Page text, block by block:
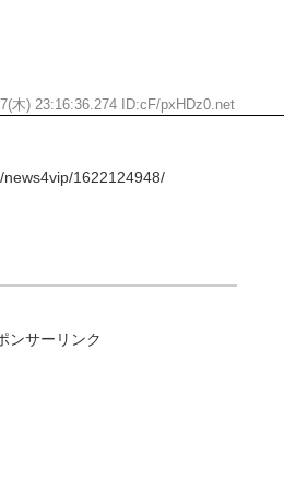
木) 23:16:36.274 ID:cF/pxHDz0.net
1622124948/
ンサーリンク